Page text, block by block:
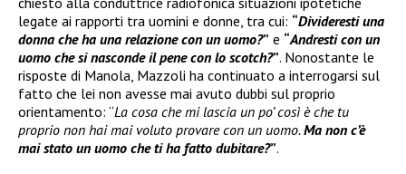
legate ai rapporti tra uomini e donne, tra cui: “Divideresti una
donna che ha una relazione con un uomo?” e “Andresti con un
uomo che si nasconde il pene con lo scotch?”. Nonostante le
risposte di Manola, Mazzoli ha continuato a interrogarsi sul
fatto che lei non avesse mai avuto dubbi sul proprio
orientamento: “La cosa che mi lascia un po’ così è che tu
proprio non hai mai voluto provare con un uomo.Ma non c’è
mai stato un uomo che ti ha fatto dubitare?”.